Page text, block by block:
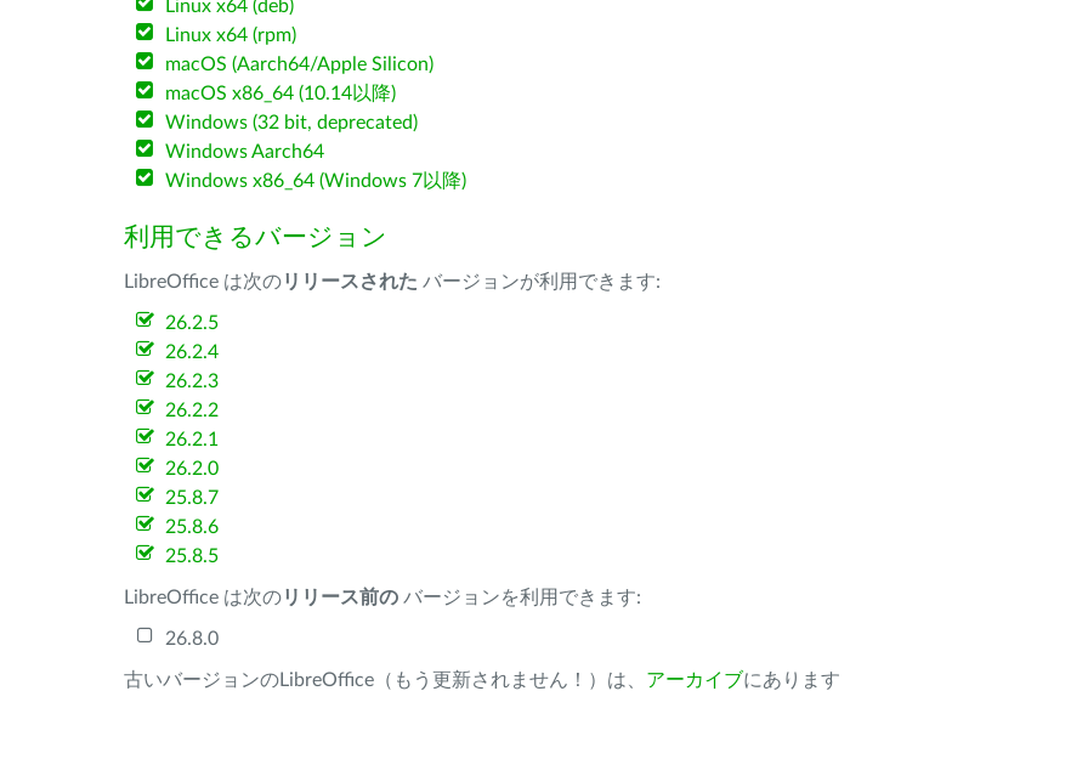
Linux x64 (deb)
Linux x64 (rpm)
macOS (Aarch64/Apple Silicon)
macOS x86_64 (10.14以降)
Windows (32 bit, deprecated)
Windows Aarch64
Windows x86_64 (Windows 7以降)
利用できるバージョン
LibreOffice は次のリリースされた バージョンが利用できます:
26.2.5
26.2.4
26.2.3
26.2.2
26.2.1
26.2.0
25.8.7
25.8.6
25.8.5
LibreOffice は次のリリース前の バージョンを利用できます:
26.8.0
古いバージョンのLibreOffice（もう更新されません！）は、 アーカイブにあります